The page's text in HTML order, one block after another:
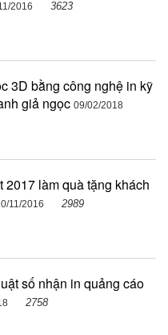
2016 3623
3D bằng công nghệ in kỹ
giả ngọc 09/02/2018
2017 làm quà tặng khách
11/2016 2989
số nhận in quảng cáo
2758